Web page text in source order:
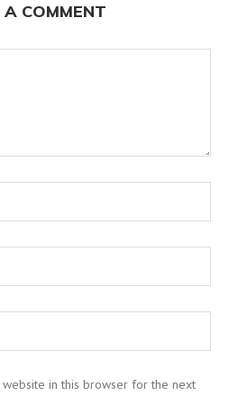
A COMMENT
website in this browser for the next